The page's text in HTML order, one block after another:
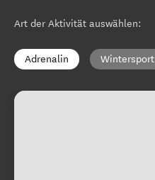
Art der Aktivität auswählen:
Adrenalin Wintersport